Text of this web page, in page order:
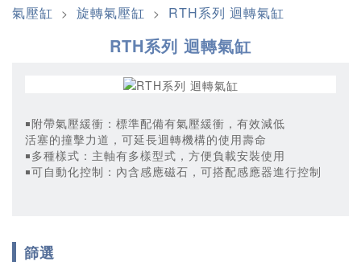
氣壓缸 > 旋轉氣壓缸 > RTH系列 迴轉氣缸
RTH系列 迴轉氣缸
￭附帶氣壓緩衝：標準配備有氣壓緩衝，有效減低
活塞的撞擊力道，可延長迴轉機構的使用壽命
￭多種樣式：主軸有多樣型式，方便負載安裝使用
￭可自動化控制：內含感應磁石，可搭配感應器進行控制
篩選